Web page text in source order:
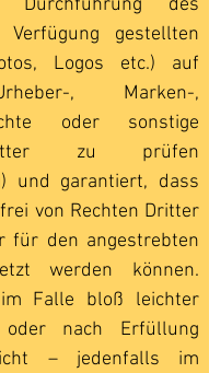
des
gestellten
Logos etc.) auf
, Marken-,
oder sonstige
zu prüfen
und garantiert, dass
von Rechten Dritter
für den angestrebten
werden können.
Falle bloß leichter
oder nach Erfüllung
– jedenfalls im